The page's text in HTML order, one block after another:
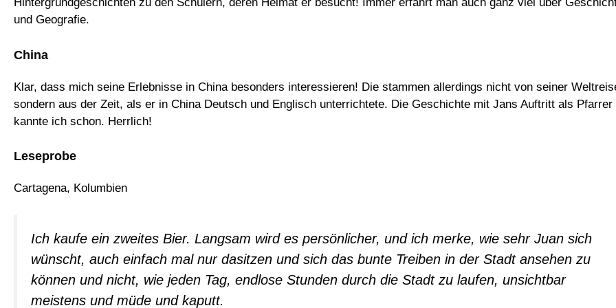
und Geografie.
China
Klar, dass mich seine Erlebnisse in China besonders interessieren! Die stammen allerdings nicht von seiner
sondern aus der Zeit, als er in China Deutsch und Englisch unterrichtete. Die Geschichte mit Jans Auftritt als Pfarrer
kannte ich schon. Herrlich!
Leseprobe
Cartagena, Kolumbien
Ich kaufe ein zweites Bier. Langsam wird es persönlicher, und ich merke, wie sehr Juan sich
wünscht, auch einfach mal nur dasitzen und sich das bunte Treiben in der Stadt ansehen zu
können und nicht, wie jeden Tag, endlose Stunden durch die Stadt zu laufen, unsichtbar
meistens und müde und kaputt.